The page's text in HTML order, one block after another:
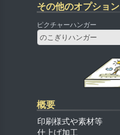
その他のオプション
ピクチャーハンガー
のこぎりハンガー
概要
印刷様式や素材等
仕上げ加工